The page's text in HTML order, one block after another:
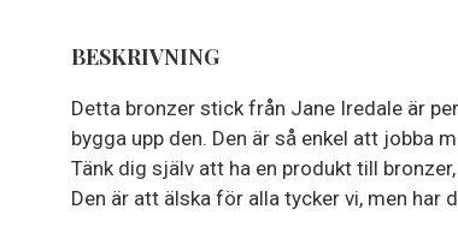
BESKRIVNING
Detta bronzer stick från Jane Iredale är
bygga upp den. Den är så enkel att jobba
Tänk dig själv att ha en produkt till
Den är att älska för alla tycker vi, men har